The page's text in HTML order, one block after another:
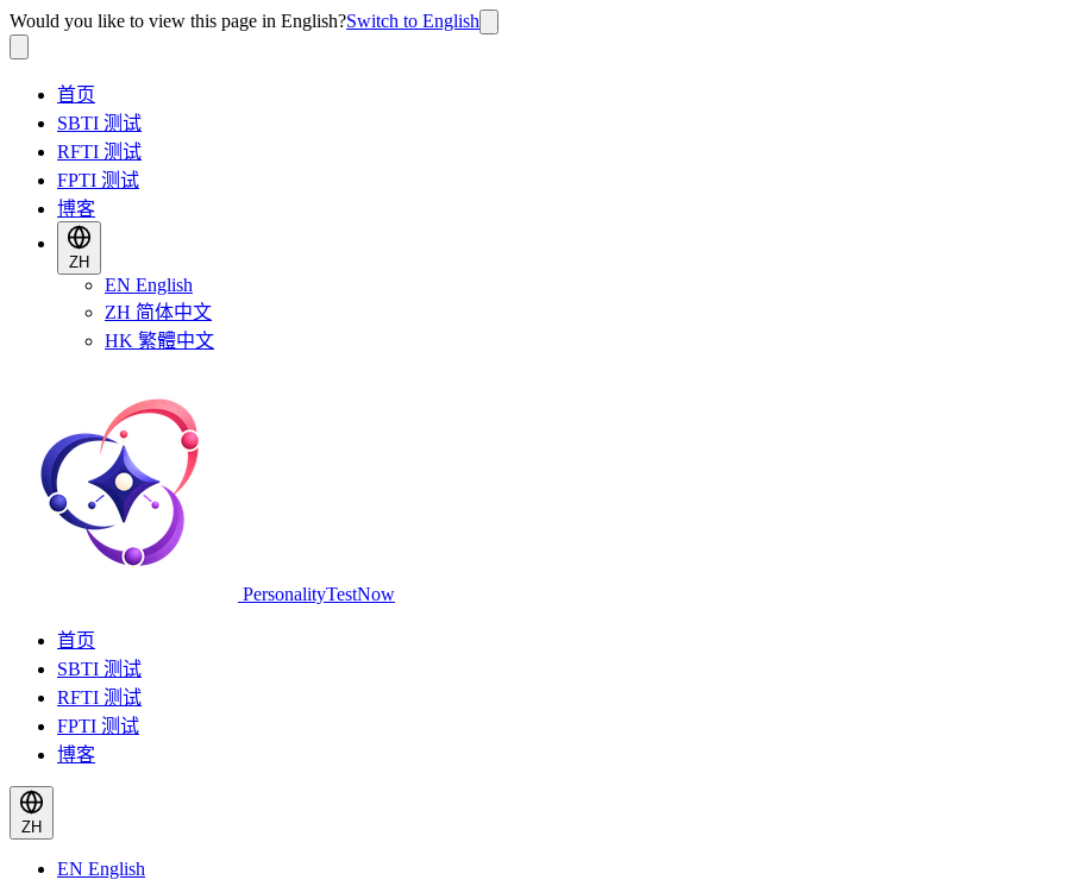
Would you like to view this page in English?Switch to English
首页
SBTI 测试
RFTI 测试
FPTI 测试
博客
ZH
EN English
ZH 简体中文
HK 繁體中文
PersonalityTestNow
首页
SBTI 测试
RFTI 测试
FPTI 测试
博客
ZH
EN English